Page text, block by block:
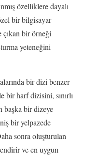
özelliklere dayalı
bir bilgisayar
bir örneği
yeteneğini
bir dizi benzer
bir harf dizisini, sınırlı
başka bir dizeye
bir yelpazede
sonra oluşturulan
ve en uygun